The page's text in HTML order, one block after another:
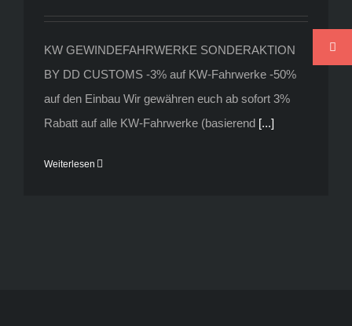
KW GEWINDEFAHRWERKE SONDERAKTION
BY DD CUSTOMS -3% auf KW-Fahrwerke -50%
auf den Einbau Wir gewähren euch ab sofort 3%
Rabatt auf alle KW-Fahrwerke (basierend [...]
Weiterlesen